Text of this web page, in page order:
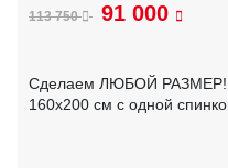
113 750 91 000
Сделаем ЛЮБОЙ РАЗМЕР!
160х200 см с одной